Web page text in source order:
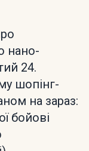
нано-
24.
шопінг-
на зараз:
бойові